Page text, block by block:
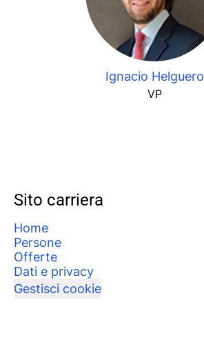
Ignacio Helguero
VP
Sito carriera
Home
Persone
Offerte
Dati e privacy
Gestisci cookie